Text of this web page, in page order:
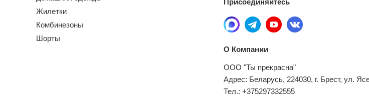
Жилетки
Комбинезоны
Шорты
О Компании
ООО "Ты прекрасна"
Адрес: Беларусь, 224030, г. Брест, ул.
Тел.: +375297332555